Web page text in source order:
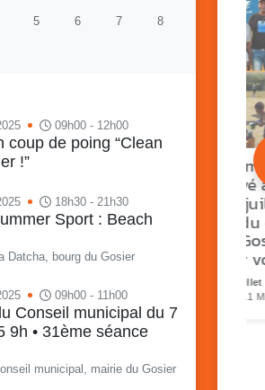
5 6 7 8
09h00 - 12h00
coup de poing “Clean
!”
18h30 - 21h30
Sport : Beach
Datcha, bourg du Gosier
09h00 - 11h00
Conseil municipal du 7
9h • 31ème séance
municipal, mairie du Gosier
Retour en
Vakans O
du samedi 18
en livre, fête du
quartier n°3,
summer
23 juillet
PDF - 5.1